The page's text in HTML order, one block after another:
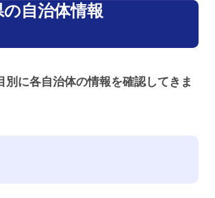
自治体情報
別に各自治体の情報を確認してきま